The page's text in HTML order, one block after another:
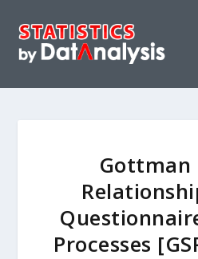
Gottman
Processes